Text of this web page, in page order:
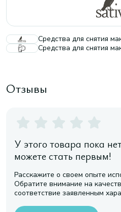
Средства для снятия
Средства для снятия
Отзывы
У этого товара пока
можете стать первым!
Расскажите о своем опыте
Обратите внимание на
соответствие заявленным